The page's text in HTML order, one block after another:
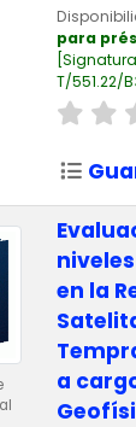
para
T/551.22/
en la
a